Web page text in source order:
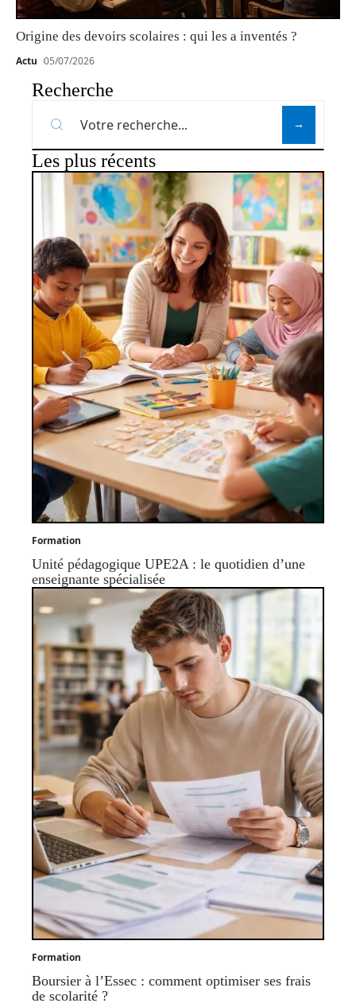
Origine des devoirs scolaires : qui les a inventés ?
Actu 05/07/2026
Recherche
Les plus récents
Formation
Unité pédagogique UPE2A : le quotidien d’une
enseignante spécialisée
Formation
Boursier à l’Essec : comment optimiser ses frais
de scolarité ?